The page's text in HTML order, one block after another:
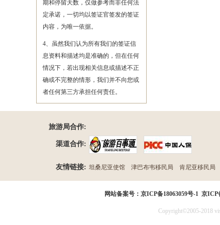
期和停留天数，仅做参考而非任何法
定承诺，一切均以签证官签发的签证
内容，为唯一依据。
4、虽然我们认为所有我们的签证信
息资料和描述均是准确的，但在任何
情况下，若出现相关信息或描述不正
确或不完整的情形，我们并不向您或
者任何第三方承担任何责任。
旅游局合作:
渠道合作:
友情链接: 坦桑尼亚使馆 津巴布韦移民局 肯尼亚移民局
网站备案号： 京ICP备18063059号-1 京ICP
Copyright©2005-2018